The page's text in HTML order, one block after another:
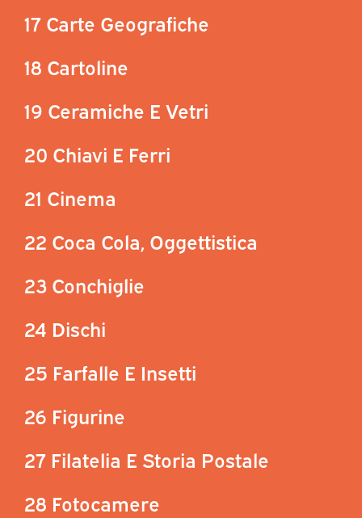
17 Carte Geografiche
18 Cartoline
19 Ceramiche E Vetri
20 Chiavi E Ferri
21 Cinema
22 Coca Cola, Oggettistica
23 Conchiglie
24 Dischi
25 Farfalle E Insetti
26 Figurine
27 Filatelia E Storia Postale
28 Fotocamere